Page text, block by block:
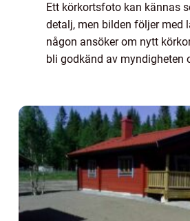
Ett körkortsfoto kan kännas
detalj, men bilden följer med
någon ansöker om nytt
bli godkänd av myndigheten